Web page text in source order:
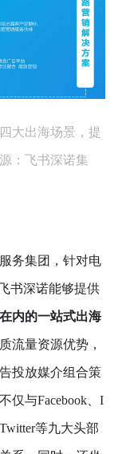
大出海场景，提
：飞书深诺集
务集团，针对电
书深诺能够提供
内的一站式出海
流量资源优势，
投放媒介组合策
仅与Facebook、I
等九大头部